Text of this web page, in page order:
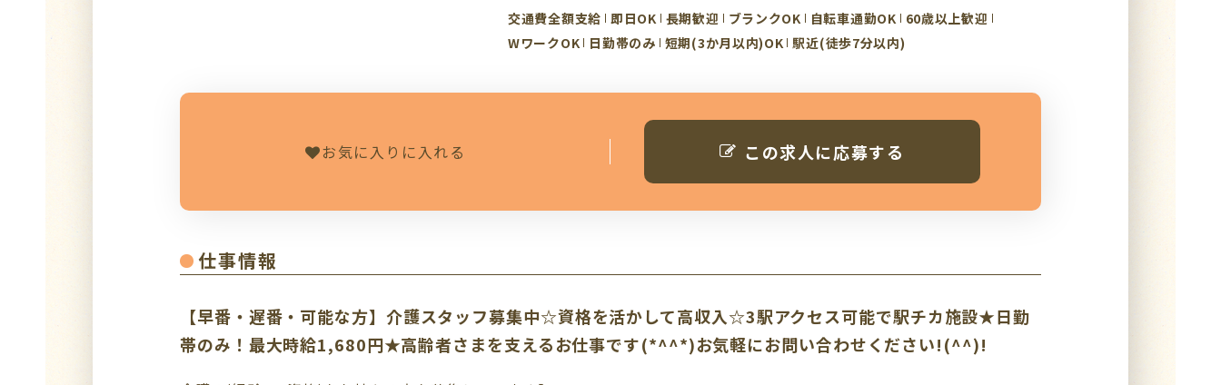
交通費全額支給 即日OK 長期歓迎 ブランクOK 自転車通勤OK 60歳以上歓迎
WワークOK 日勤帯のみ 短期(3か月以内)OK 駅近(徒歩7分以内)
お気に入りに入れる この求人に応募する
仕事情報
【早番・遅番・可能な方】介護スタッフ募集中☆資格を活かして高収入☆3駅アクセス可能で駅チカ施設★日勤
帯のみ！最大時給1,680円★高齢者さまを支えるお仕事です(*^^*)お気軽にお問い合わせください!(^^)!